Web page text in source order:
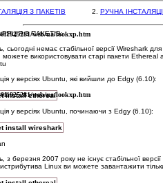
web/ua/lookxp.htm
web/ua/lookxp.htm
З ПАКЕТІВ 2. РУЧНА
З ПАКЕТІВ:
сьогодні немає стабільної версії Wireshark
можете використовувати старі пакети Ethereal
у версіях Ubuntu, які вийшли до Edgy (6.10):
install ethereal
у версіях Ubuntu, починаючи з Edgy (6.10):
install wireshark
з березня 2007 року не існує стабільної
Linux ви можете завантажити